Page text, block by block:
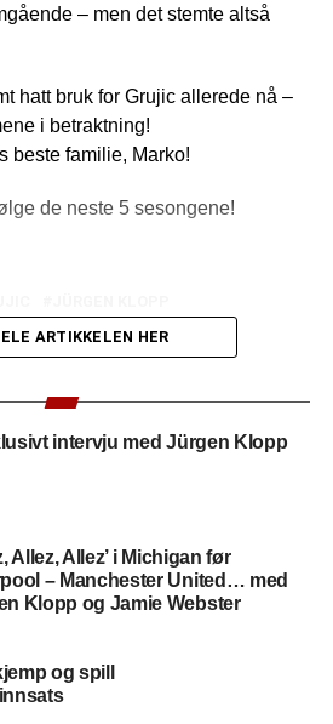
– men det stemte altså
hatt bruk for Grujic allerede nå –
i betraktning!
beste familie, Marko!
de neste 5 sesongene!
Kamil Grabara klar for
Grabara til Liverpool
ARTIKKELEN HER
intervju med Jürgen Klopp
Allez, Allez’ i Michigan før
– Manchester United… med
Klopp og Jamie Webster
og spill